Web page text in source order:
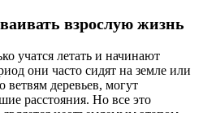
взрослую жизнь
учатся летать и начинают
они часто сидят на земле или
деревьев, могут
расстояния. Но все это